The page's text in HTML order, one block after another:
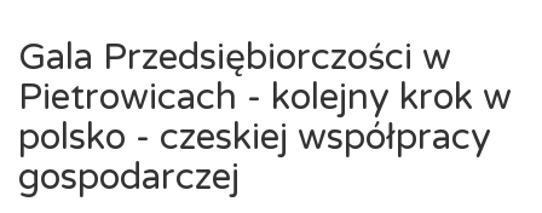
Gala Przedsiębiorczości w
Pietrowicach - kolejny krok w
polsko - czeskiej współpracy
gospodarczej